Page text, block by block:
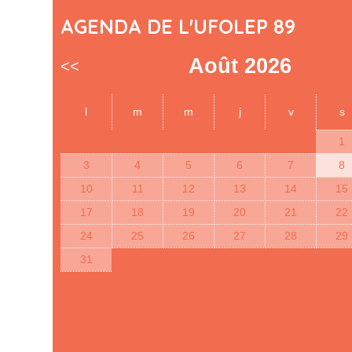
AGENDA DE L'UFOLEP 89
<< Août 2026
l m m j v s
1
3
4 5 6 7 8
10
11 12 13 14 15
17
18 19 20 21 22
24
25 26 27 28 29
31